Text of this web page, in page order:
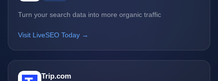
Turn your search data into more organic traffic
Visit LiveSEO Today →
Trip.com